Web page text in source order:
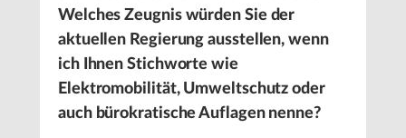
Welches Zeugnis würden Sie der
aktuellen Regierung ausstellen, wenn
ich Ihnen Stichworte wie
Elektromobilität, Umweltschutz oder
auch bürokratische Auflagen nenne?